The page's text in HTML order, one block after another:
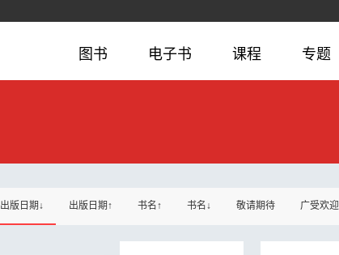
图书 电子书 课程 专题
出版日期↓ 出版日期↑ 书名↑ 书名↓ 敬请期待 广受欢迎